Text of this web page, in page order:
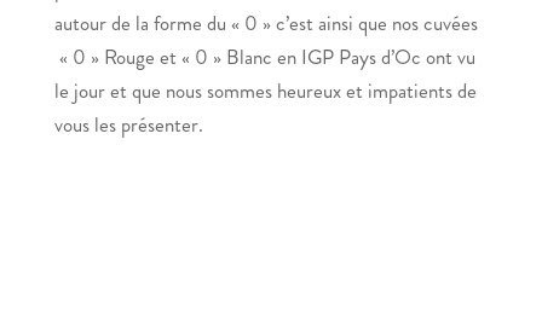
autour de la forme du « 0 » c’est ainsi que nos cuvées
« 0 » Rouge et « 0 » Blanc en IGP Pays d’Oc ont vu
le jour et que nous sommes heureux et impatients de
vous les présenter.